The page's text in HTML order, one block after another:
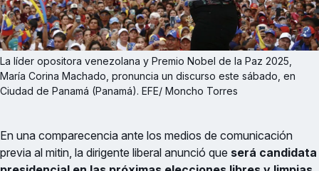
La líder opositora venezolana y Premio Nobel de la Paz 2025,
María Corina Machado, pronuncia un discurso este sábado, en
Ciudad de Panamá (Panamá). EFE/ Moncho Torres
En una comparecencia ante los medios de comunicación
previa al mitin, la dirigente liberal anunció que será candidata